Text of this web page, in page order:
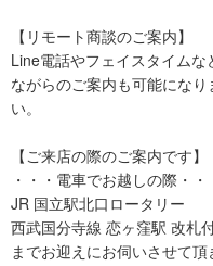
【リモート商談のご案内】
Line電話やフェイスタイム
ながらのご案内も可能にな
い。
【ご来店の際のご案内です】
・・・電車でお越しの際・・
JR 国立駅北口ロータリー
西武国分寺線 恋ヶ窪駅 改札
までお迎えにお伺いさせて頂